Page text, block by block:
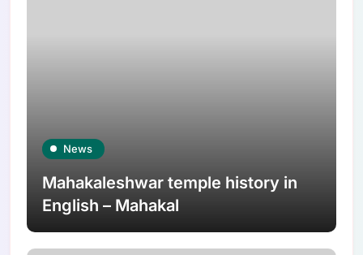
News
Mahakaleshwar temple history in
English – Mahakal